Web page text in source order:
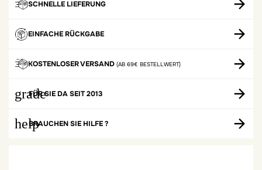
SCHNELLE LIEFERUNG
EINFACHE RÜCKGABE
KOSTENLOSER VERSAND (AB 69€ BESTELLWERT)
grade
FÜR SIE DA SEIT 2013
helpBRAUCHEN SIE HILFE ?